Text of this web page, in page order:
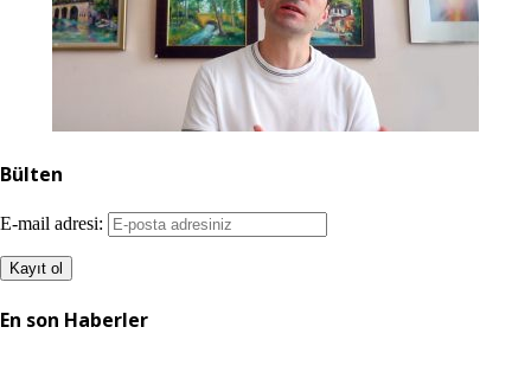
Bülten
E-mail adresi:
En son Haberler